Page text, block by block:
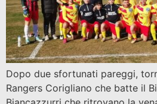
Dopo due sfortunati pareggi,
Rangers Corigliano che batte il